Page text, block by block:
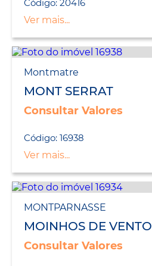
Código: 20416
Ver mais...
Montmatre
MONT SERRAT
Consultar Valores
Código: 16938
Ver mais...
MONTPARNASSE
MOINHOS DE VENTO
Consultar Valores